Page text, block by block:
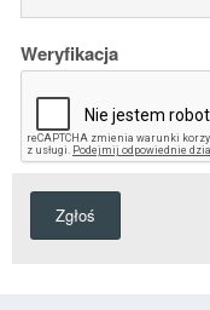
Weryfikacja
Zgłoś